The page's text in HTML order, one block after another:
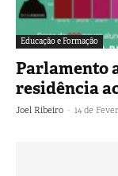
Educação e Formação
Parlamento
residência
Joel Ribeiro - 14 de